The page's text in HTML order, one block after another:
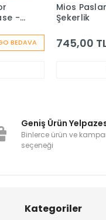
BEDAVA
-
Mios
Şekerlik
745,00
Geniş Ürün
Binlerce ürün ve
seçeneği
Kategoriler